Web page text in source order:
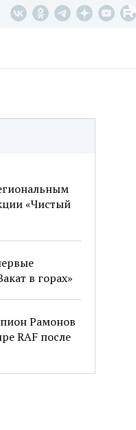
«Чистый
в горах»
Рамонов
RAF после